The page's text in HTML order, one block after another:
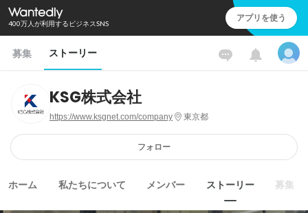
400万人が利用するビジネスSNS アプリを使う
募集 ストーリー
KSG株式会社
https://www.ksgnet.com/company 東京都
フォロー
ホーム 私たちについて メンバー ストーリー 募集